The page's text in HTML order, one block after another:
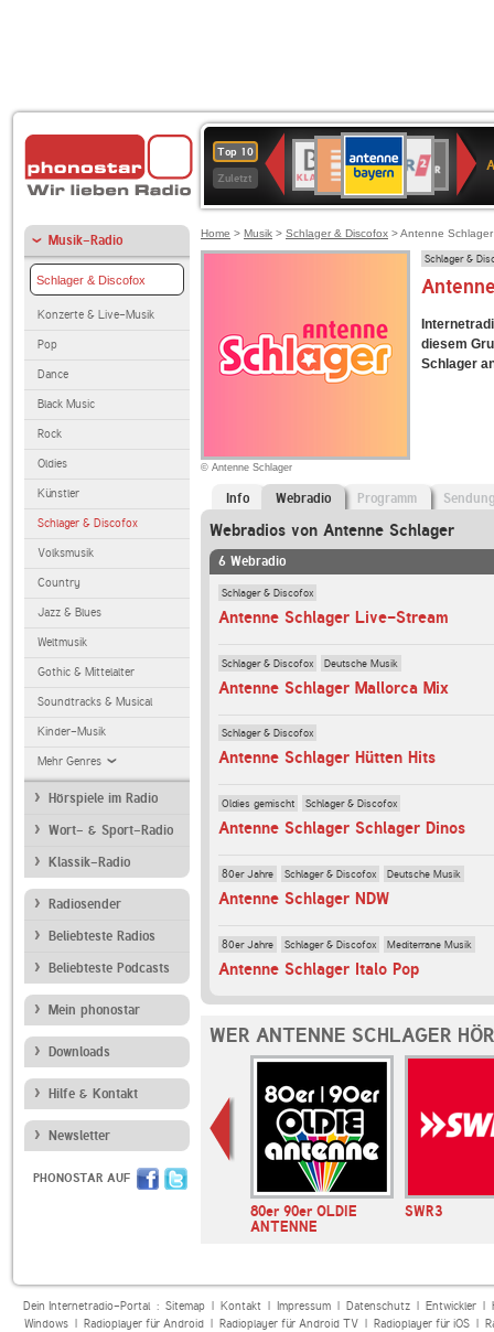
Top 10
Zuletzt
Deutschlandfunk
80er
90er
OLDIE
ANTENNE
SWR3
WDR
4
BR-
KLASSIK
Deutschlandfunk
KulturBAYERN
2
SWR
Kultur
NDR
2
Musik-Radio
Schlager & Discofox
Konzerte & Live-Musik
Pop
Dance
Black Music
Rock
Oldies
Künstler
Schlager & Discofox
Volksmusik
Country
Jazz & Blues
Weltmusik
Gothic & Mittelalter
Soundtracks & Musical
Kinder-Musik
Mehr Genres
Hörspiele im Radio
Wort- & Sport-Radio
Klassik-Radio
Radiosender
Beliebteste Radios
Beliebteste Podcasts
Mein phonostar
Downloads
Hilfe & Kontakt
Newsletter
PHONOSTAR AUF
Home > Musik > Schlager & Discofox > Antenne Schlager
© Antenne Schlager
Schlager &
diesem
Schlager
Info Webradio Programm
Webradios von Antenne Schlager
6 Webradio
Schlager & Discofox
Antenne Schlager Live-Stream
Schlager & Discofox Deutsche Musik
Antenne Schlager Mallorca Mix
Schlager & Discofox
Antenne Schlager Hütten Hits
Oldies gemischt Schlager & Discofox
Antenne Schlager Schlager Dinos
80er Jahre Schlager & Discofox Deutsche Musik
Antenne Schlager NDW
80er Jahre Schlager & Discofox Mediterrane Musik
Antenne Schlager Italo Pop
WER ANTENNE SCHLAGER
80er 90er OLDIE
ANTENNE
SWR3
Dein Internetradio-Portal : Sitemap| Kontakt| Impressum| Datenschutz| Entwickler|
Windows| Radioplayer für Android| Radioplayer für Android TV| Radioplayer für iOS|